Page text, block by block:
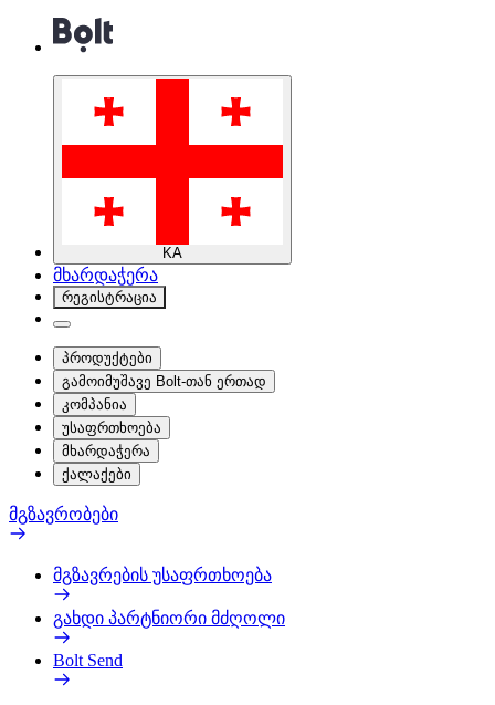
KA
მხარდაჭერა
რეგისტრაცია
პროდუქტები
გამოიმუშავე Bolt-თან ერთად
კომპანია
უსაფრთხოება
მხარდაჭერა
ქალაქები
მგზავრობები
მგზავრების უსაფრთხოება
გახდი პარტნიორი მძღოლი
Bolt Send